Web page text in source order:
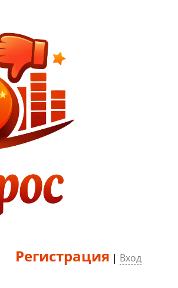
Регистрация | Вход